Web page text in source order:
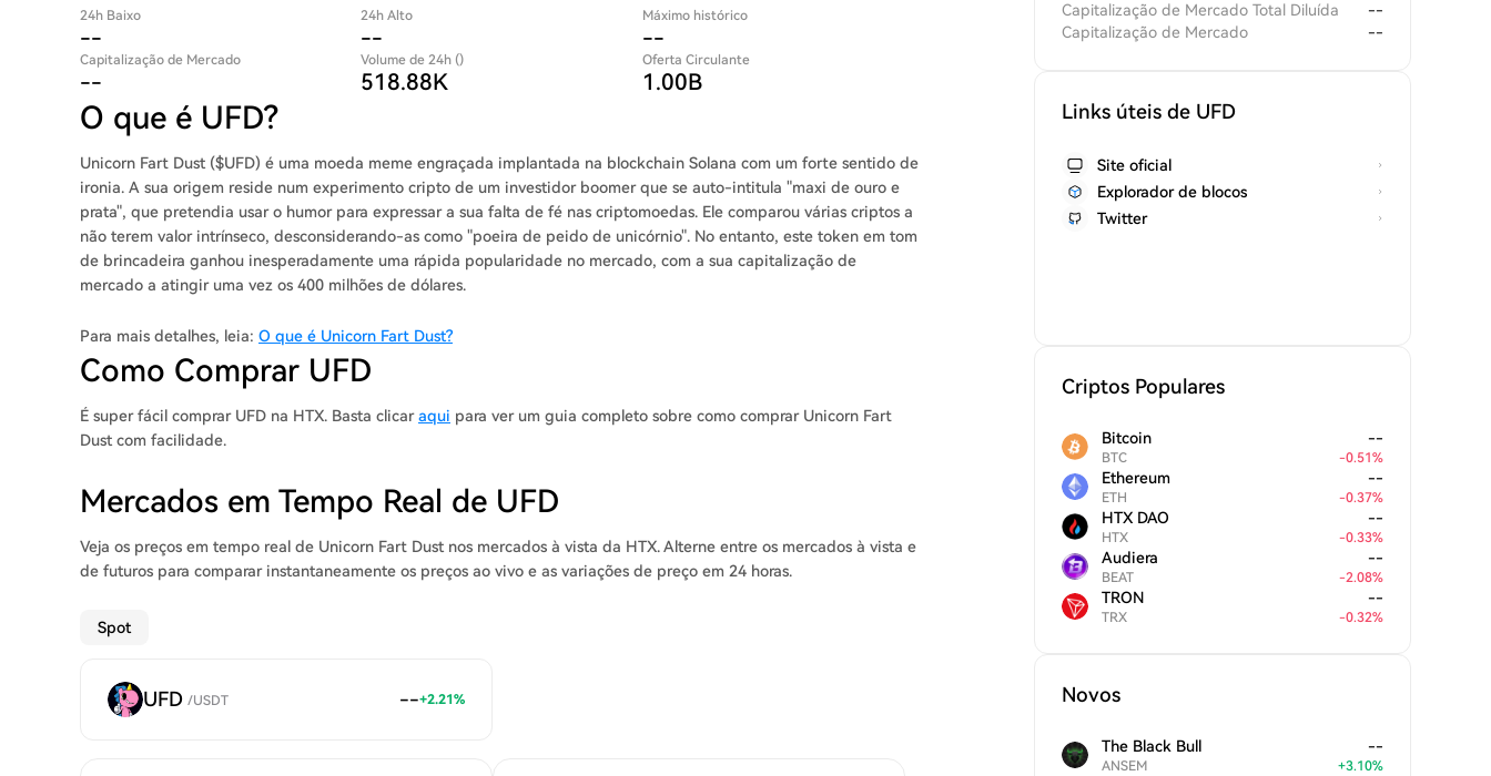
24h Baixo
--
24h Alto
--
Máximo histórico
--
Capitalização de Mercado
--
Volume de 24h ()
518.88K
Oferta Circulante
1.00B
O que é UFD?
Unicorn Fart Dust ($UFD) é uma moeda meme engraçada implantada na blockchain Solana com um forte sentido de
ironia. A sua origem reside num experimento cripto de um investidor boomer que se auto-intitula "maxi de ouro e
prata", que pretendia usar o humor para expressar a sua falta de fé nas criptomoedas. Ele comparou várias criptos a
não terem valor intrínseco, desconsiderando-as como "poeira de peido de unicórnio". No entanto, este token em tom
de brincadeira ganhou inesperadamente uma rápida popularidade no mercado, com a sua capitalização de
mercado a atingir uma vez os 400 milhões de dólares.
Para mais detalhes, leia: O que é Unicorn Fart Dust?
Como Comprar UFD
É super fácil comprar UFD na HTX. Basta clicaraqui para ver um guia completo sobre como comprar Unicorn Fart
Dust com facilidade.
Mercados em Tempo Real de UFD
Veja os preços em tempo real de Unicorn Fart Dust nos mercados à vista da HTX. Alterne entre os mercados à vista e
de futuros para comparar instantaneamente os preços ao vivo e as variações de preço em 24 horas.
Spot
UFD /USDT --+2.21%
Capitalização de Mercado Total Diluída
--
Capitalização de Mercado
--
Links úteis de UFD
Site oficial
Explorador de blocos
Twitter
Criptos Populares
Bitcoin
BTC
--
-0.51%
Ethereum
ETH
--
-0.37%
HTX DAO
HTX
--
-0.33%
Audiera
BEAT
--
-2.08%
TRON
TRX
--
-0.32%
Novos
The Black Bull
ANSEM
--
+3.10%